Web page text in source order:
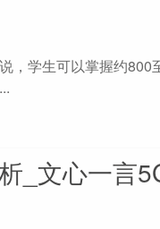
，学生可以掌握约800
_文心一言